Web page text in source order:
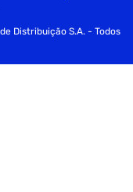
Distribuição S.A. - Todos